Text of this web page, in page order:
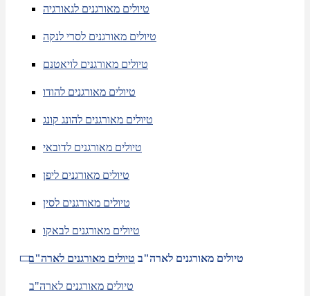
טיולים מאורגנים לגאורגיה
טיולים מאורגנים לסרי לנקה
טיולים מאורגנים לויאטנם
טיולים מאורגנים להודו
טיולים מאורגנים להונג קונג
טיולים מאורגנים לדובאי
טיולים מאורגנים ליפן
טיולים מאורגנים לסין
טיולים מאורגנים לבאקו
טיולים מאורגנים לארה"ב טיולים מאורגנים לארה"ב
טיולים מאורגנים לארה"ב